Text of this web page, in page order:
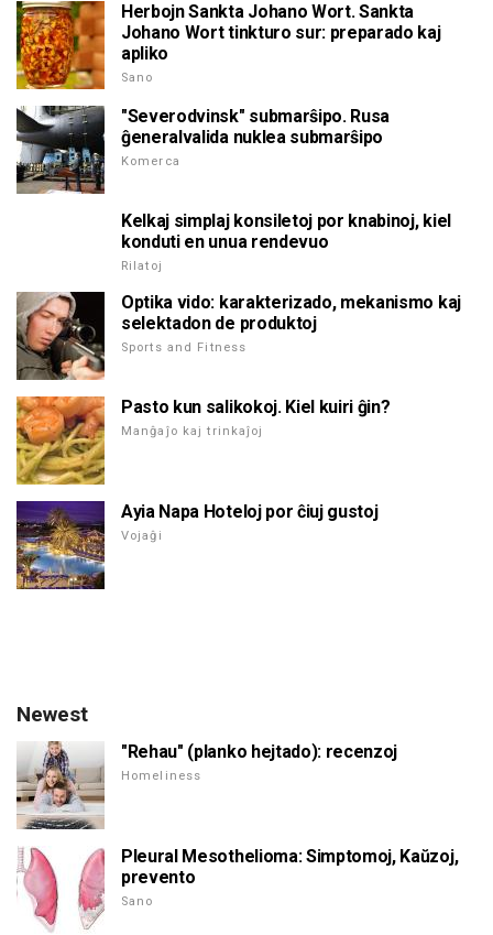
Herbojn Sankta Johano Wort. Sankta
Johano Wort tinkturo sur: preparado kaj
apliko
Sano
"Severodvinsk" submarŝipo. Rusa
ĝeneralvalida nuklea submarŝipo
Komerca
Kelkaj simplaj konsiletoj por knabinoj, kiel
konduti en unua rendevuo
Rilatoj
Optika vido: karakterizado, mekanismo kaj
selektadon de produktoj
Sports and Fitness
Pasto kun salikokoj. Kiel kuiri ĝin?
Manĝaĵo kaj trinkaĵoj
Ayia Napa Hoteloj por ĉiuj gustoj
Vojaĝi
Newest
"Rehau" (planko hejtado): recenzoj
Homeliness
Pleural Mesothelioma: Simptomoj, Kaŭzoj,
prevento
Sano